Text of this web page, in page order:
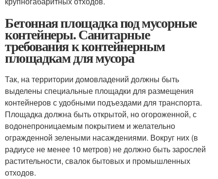
Бетонная площадка под мусорные
контейнеры. Санитарные
требования к контейнерным
площадкам для мусора
Так, на территории домовладений должны быть
выделены специальные площадки для размещения
контейнеров с удобными подъездами для транспорта.
Площадка должна быть открытой, но огороженной, с
водонепроницаемым покрытием и желательно
огражденной зелеными насаждениями. Вокруг них (в
радиусе не менее 10 метров) не должно быть зарослей
растительности, свалок бытовых и промышленных
отходов.